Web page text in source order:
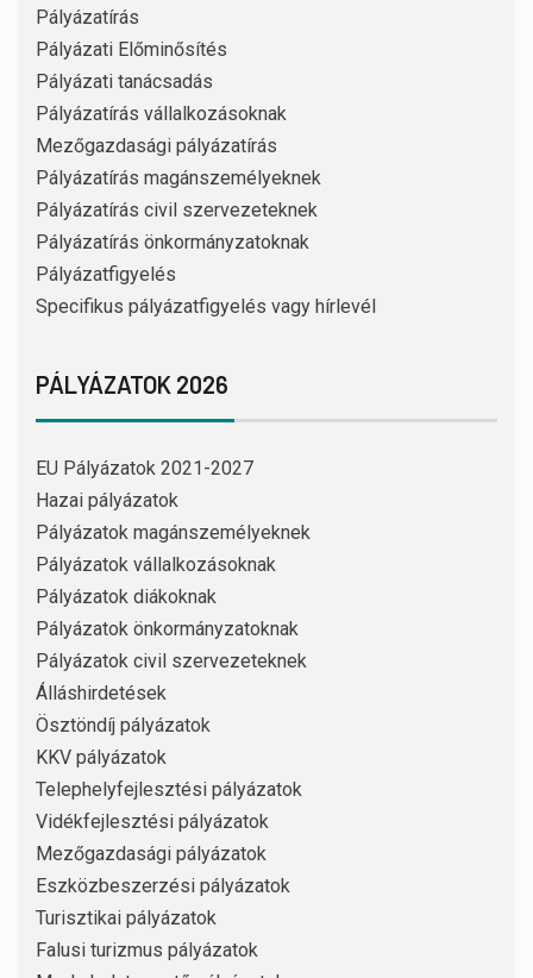
Pályázatírás
Pályázati Előminősítés
Pályázati tanácsadás
Pályázatírás vállalkozásoknak
Mezőgazdasági pályázatírás
Pályázatírás magánszemélyeknek
Pályázatírás civil szervezeteknek
Pályázatírás önkormányzatoknak
Pályázatfigyelés
Specifikus pályázatfigyelés vagy hírlevél
PÁLYÁZATOK 2026
EU Pályázatok 2021-2027
Hazai pályázatok
Pályázatok magánszemélyeknek
Pályázatok vállalkozásoknak
Pályázatok diákoknak
Pályázatok önkormányzatoknak
Pályázatok civil szervezeteknek
Álláshirdetések
Ösztöndíj pályázatok
KKV pályázatok
Telephelyfejlesztési pályázatok
Vidékfejlesztési pályázatok
Mezőgazdasági pályázatok
Eszközbeszerzési pályázatok
Turisztikai pályázatok
Falusi turizmus pályázatok